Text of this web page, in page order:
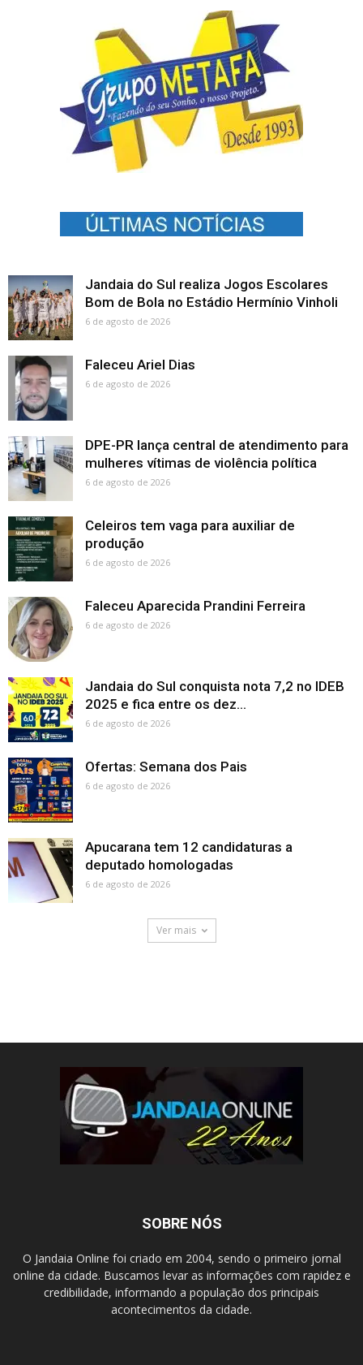
Jandaia do Sul realiza Jogos Escolares
Bom de Bola no Estádio Hermínio Vinholi
6 de agosto de 2026
Faleceu Ariel Dias
6 de agosto de 2026
DPE-PR lança central de atendimento para
mulheres vítimas de violência política
6 de agosto de 2026
Celeiros tem vaga para auxiliar de
produção
6 de agosto de 2026
Faleceu Aparecida Prandini Ferreira
6 de agosto de 2026
Jandaia do Sul conquista nota 7,2 no IDEB
2025 e fica entre os dez...
6 de agosto de 2026
Ofertas: Semana dos Pais
6 de agosto de 2026
Apucarana tem 12 candidaturas a
deputado homologadas
6 de agosto de 2026
Ver mais
SOBRE NÓS
O Jandaia Online foi criado em 2004, sendo o primeiro jornal
online da cidade. Buscamos levar as informações com rapidez e
credibilidade, informando a população dos principais
acontecimentos da cidade.